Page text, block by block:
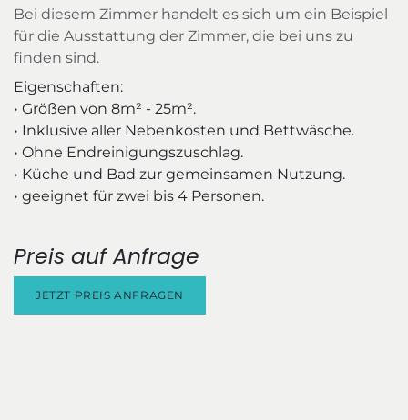
Bei diesem Zimmer handelt es sich um ein Beispiel
für die Ausstattung der Zimmer, die bei uns zu
finden sind.
Eigenschaften:
• Größen von 8m² - 25m².
• Inklusive aller Nebenkosten und Bettwäsche.
• Ohne Endreinigungszuschlag.
• Küche und Bad zur gemeinsamen Nutzung.
• geeignet für zwei bis 4 Personen.
Preis auf Anfrage
JETZT PREIS ANFRAGEN